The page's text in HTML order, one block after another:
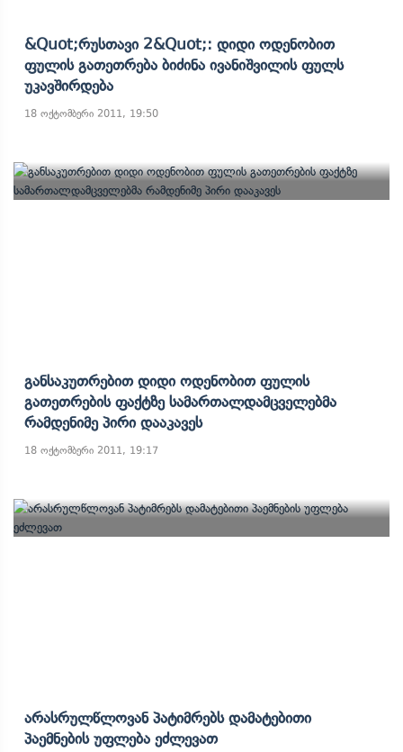
&quot;რუსთავი 2&quot;: Დიდი Ოდენობით
Ფულის Გათეთრება Ბიძინა Ივანიშვილის Ფულს
Უკავშირდება
18 ოქტომბერი 2011, 19:50
Განსაკუთრებით Დიდი Ოდენობით Ფულის
Გათეთრების Ფაქტზე Სამართალდამცველებმა
Რამდენიმე Პირი Დააკავეს
18 ოქტომბერი 2011, 19:17
Არასრულწლოვან Პატიმრებს Დამატებითი
Პაემნების Უფლება Ეძლევათ